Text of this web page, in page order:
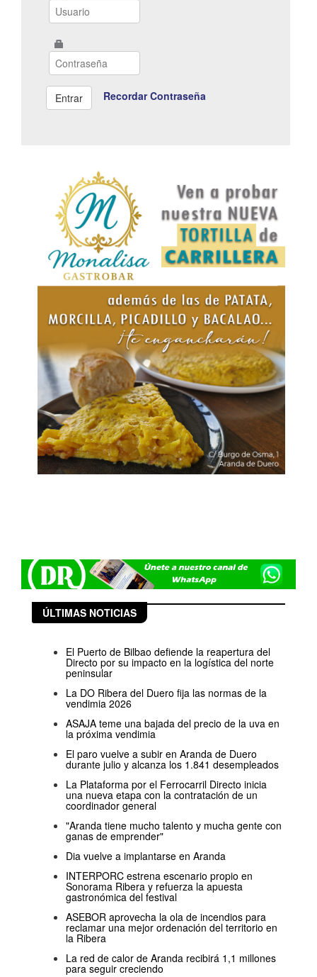
Recordar Contraseña
ÚLTIMAS NOTICIAS
El Puerto de Bilbao defiende la reapertura del
Directo por su impacto en la logística del norte
peninsular
La DO Ribera del Duero fija las normas de la
vendimia 2026
ASAJA teme una bajada del precio de la uva en
la próxima vendimia
El paro vuelve a subir en Aranda de Duero
durante julio y alcanza los 1.841 desempleados
La Plataforma por el Ferrocarril Directo inicia
una nueva etapa con la contratación de un
coordinador general
"Aranda tiene mucho talento y mucha gente con
ganas de emprender"
Dia vuelve a implantarse en Aranda
INTERPORC estrena escenario propio en
Sonorama Ribera y refuerza la apuesta
gastronómica del festival
ASEBOR aprovecha la ola de incendios para
reclamar una mejor ordenación del territorio en
la Ribera
La red de calor de Aranda recibirá 1,1 millones
para seguir creciendo